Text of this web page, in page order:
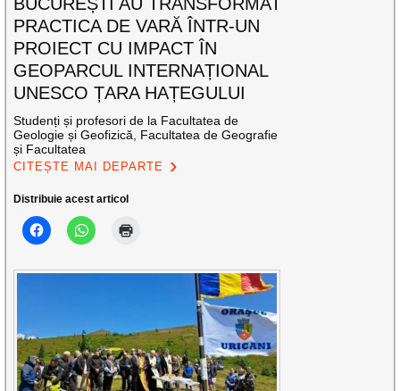
PRACTICA DE VARĂ ÎNTR-UN
PROIECT CU IMPACT ÎN
GEOPARCUL INTERNAȚIONAL
UNESCO ȚARA HAȚEGULUI
Studenți și profesori de la Facultatea de
Geologie și Geofizică, Facultatea de Geografie
și Facultatea
CITEȘTE MAI DEPARTE
Distribuie acest articol